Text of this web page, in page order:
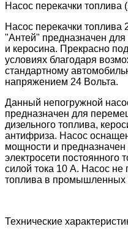
Насос перекачки топлива
Насос перекачки
"Антей" предназначен для
и керосина. Прекрасно
условиях благодаря
стандартному
напряжением 24 Вольта.
Данный непогружной
предназначен для
дизельного топлива,
антифриза. Насос
мощности и
электросети постоянного
силой тока 10 A. Насос не
топлива в промышленных
Технические